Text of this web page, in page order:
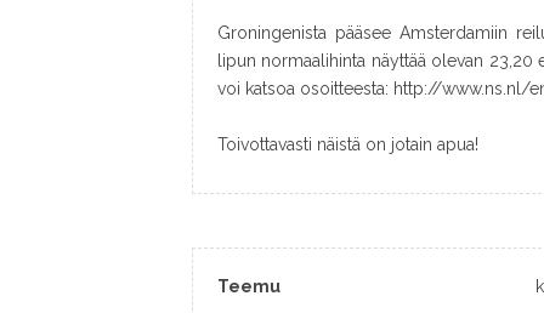
Groningenista pääsee Amsterdamiin
lipun normaalihinta näyttää olevan 23,20
voi katsoa osoitteesta: http://www.ns.nl/
Toivottavasti näistä on jotain apua!
Teemu